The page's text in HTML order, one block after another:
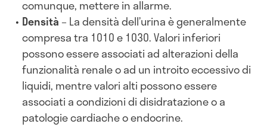
comunque, mettere in allarme.
Densità – La densità dell’urina è generalmente
compresa tra 1010 e 1030. Valori inferiori
possono essere associati ad alterazioni della
funzionalità renale o ad un introito eccessivo di
liquidi, mentre valori alti possono essere
associati a condizioni di disidratazione o a
patologie cardiache o endocrine.